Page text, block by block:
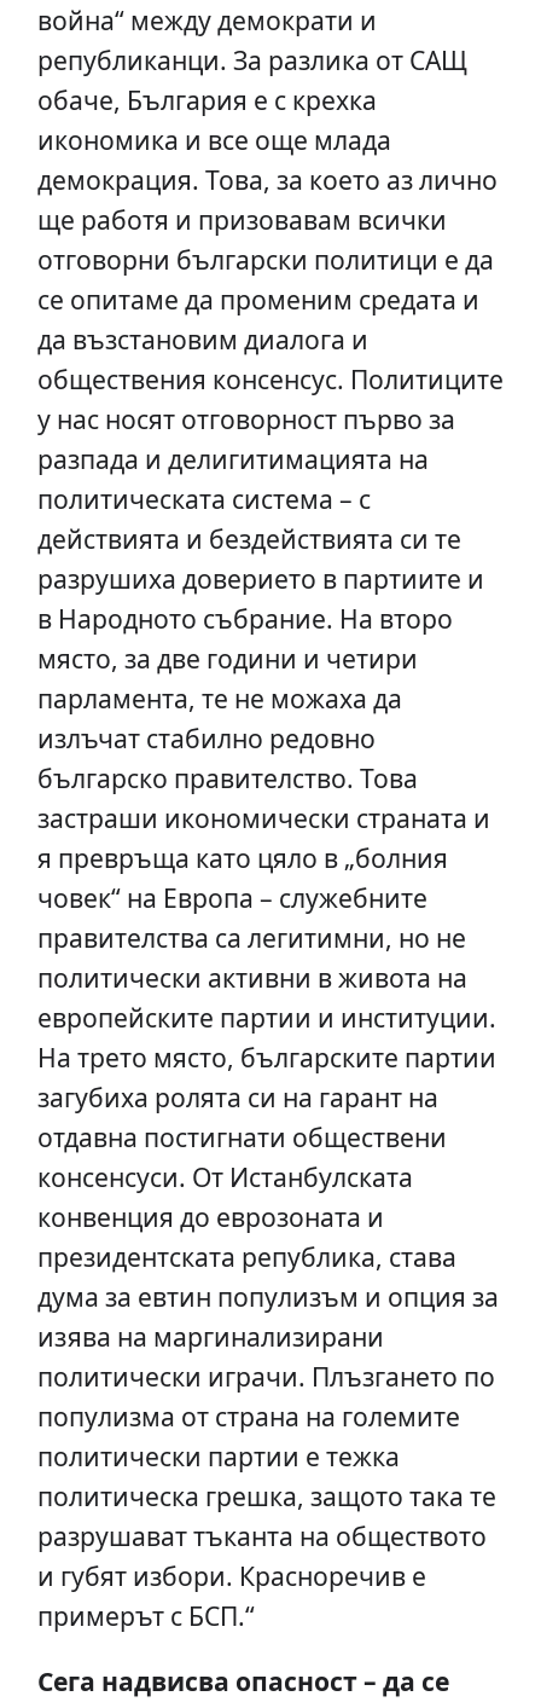
война“ между демократи и
републиканци. За разлика от САЩ
обаче, България е с крехка
икономика и все още млада
демокрация. Това, за което аз лично
ще работя и призовавам всички
отговорни български политици е да
се опитаме да променим средата и
да възстановим диалога и
обществения консенсус. Политиците
у нас носят отговорност първо за
разпада и делигитимацията на
политическата система – с
действията и бездействията си те
разрушиха доверието в партиите и
в Народното събрание. На второ
място, за две години и четири
парламента, те не можаха да
излъчат стабилно редовно
българско правителство. Това
застраши икономически страната и
я превръща като цяло в „болния
човек“ на Европа – служебните
правителства са легитимни, но не
политически активни в живота на
европейските партии и институции.
На трето място, българските партии
загубиха ролята си на гарант на
отдавна постигнати обществени
консенсуси. От Истанбулската
конвенция до еврозоната и
президентската република, става
дума за евтин популизъм и опция за
изява на маргинализирани
политически играчи. Плъзгането по
популизма от страна на големите
политически партии е тежка
политическа грешка, защото така те
разрушават тъканта на обществото
и губят избори. Красноречив е
примерът с БСП.“
Сега надвисва опасност – да се